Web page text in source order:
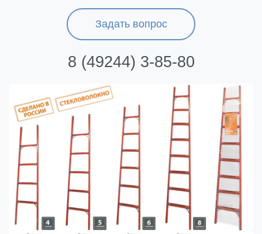
Задать вопрос
8 (49244) 3-85-80